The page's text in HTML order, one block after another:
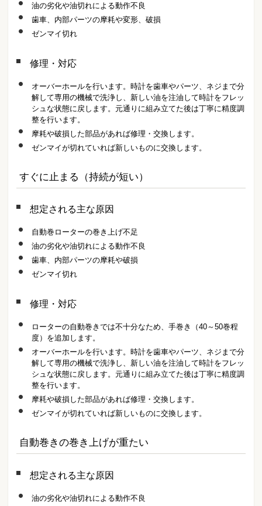
油の劣化や油切れによる動作不良
歯車、内部パーツの摩耗や変形、破損
ゼンマイ切れ
修理・対応
オーバーホールを行います。時計を歯車やパーツ、ネジまで分
解して専用の機械で洗浄し、新しい油を注油して時計をフレッ
シュな状態に戻します。元通りに組み立てた後は丁寧に精度調
整を行います。
摩耗や破損した部品があれば修理・交換します。
ゼンマイが切れていれば新しいものに交換します。
すぐに止まる（持続が短い）
想定される主な原因
自動巻ローターの巻き上げ不足
油の劣化や油切れによる動作不良
歯車、内部パーツの摩耗や破損
ゼンマイ切れ
修理・対応
ローターの自動巻きでは不十分なため、手巻き（40～50巻程
度）を追加します。
オーバーホールを行います。時計を歯車やパーツ、ネジまで分
解して専用の機械で洗浄し、新しい油を注油して時計をフレッ
シュな状態に戻します。元通りに組み立てた後は丁寧に精度調
整を行います。
摩耗や破損した部品があれば修理・交換します。
ゼンマイが切れていれば新しいものに交換します。
自動巻きの巻き上げが重たい
想定される主な原因
油の劣化や油切れによる動作不良